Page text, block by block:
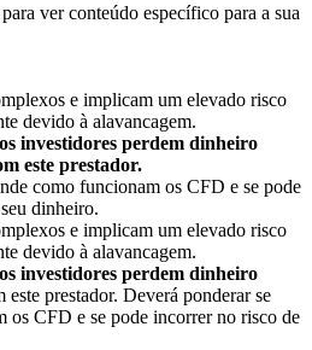
ver conteúdo específico para a sua
e implicam um elevado risco
devido à alavancagem.
investidores perdem dinheiro
este prestador.
como funcionam os CFD e se pode
dinheiro.
e implicam um elevado risco
devido à alavancagem.
investidores perdem dinheiro
prestador. Deverá ponderar se
os CFD e se pode incorrer no risco de